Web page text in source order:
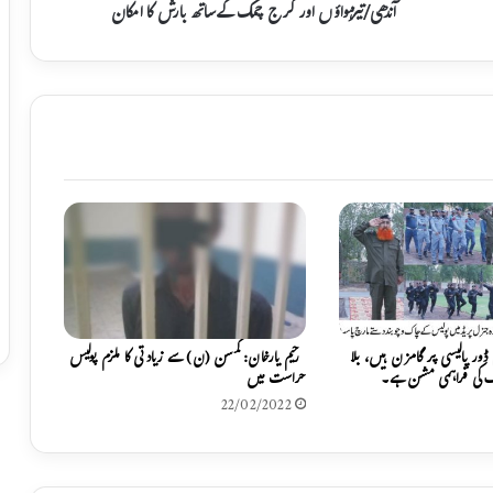
اؤ
ں
ر
گ
ر
ج
چ
م
ک
ک
ے
س
ھ
ب
آندھی/تیزہواؤں اور گرج چمک کےساتھ بارش کا امکان
پالیسی پر گامزن ہیں، بلا
کی فراہمی مشن ہے۔ رحیم یارخان: کمسن (ن) سے زیادتی کا ملزم پولیس
حراست میں
22/02/2022